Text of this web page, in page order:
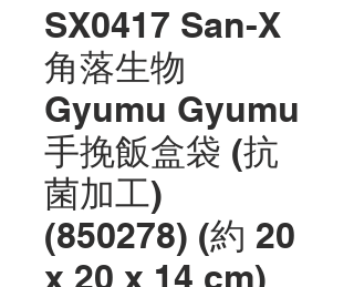
SX0417 San-X
角落生物
Gyumu Gyumu
手挽飯盒袋 (抗
菌加工)
(850278) (約 20
x 20 x 14 cm)